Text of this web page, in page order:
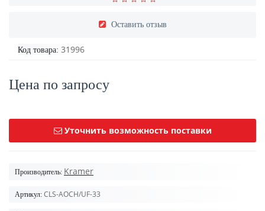
Оставить отзыв
Код товара: 31996
Цена по запросу
Уточнить возможность поставки
Производитель: Kramer
Артикул: CLS-AOCH/UF-33